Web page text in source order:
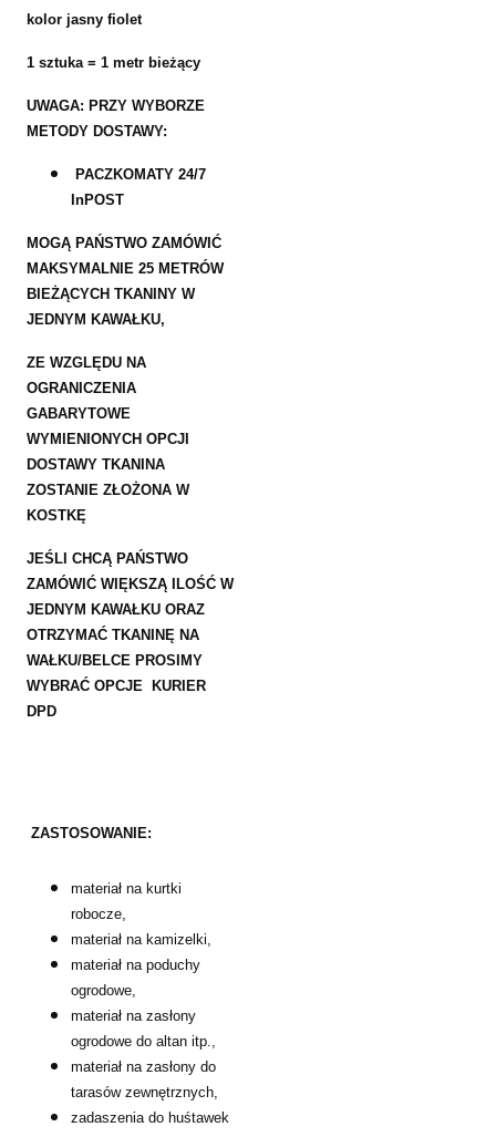
kolor jasny fiolet
1 sztuka = 1 metr bieżący
UWAGA: PRZY WYBORZE
METODY DOSTAWY:
PACZKOMATY 24/7
InPOST
MOGĄ PAŃSTWO ZAMÓWIĆ
MAKSYMALNIE 25 METRÓW
BIEŻĄCYCH TKANINY W
JEDNYM KAWAŁKU,
ZE WZGLĘDU NA
OGRANICZENIA
GABARYTOWE
WYMIENIONYCH OPCJI
DOSTAWY TKANINA
ZOSTANIE ZŁOŻONA W
KOSTKĘ
JEŚLI CHCĄ PAŃSTWO
ZAMÓWIĆ WIĘKSZĄ ILOŚĆ W
JEDNYM KAWAŁKU ORAZ
OTRZYMAĆ TKANINĘ NA
WAŁKU/BELCE PROSIMY
WYBRAĆ OPCJE KURIER
DPD
ZASTOSOWANIE:
materiał na kurtki
robocze,
materiał na kamizelki,
materiał na poduchy
ogrodowe,
materiał na zasłony
ogrodowe do altan itp.,
materiał na zasłony do
tarasów zewnętrznych,
zadaszenia do huśtawek